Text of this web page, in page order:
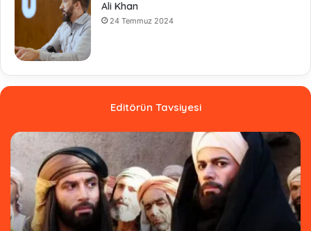
Ali Khan
24 Temmuz 2024
Editörün Tavsiyesi